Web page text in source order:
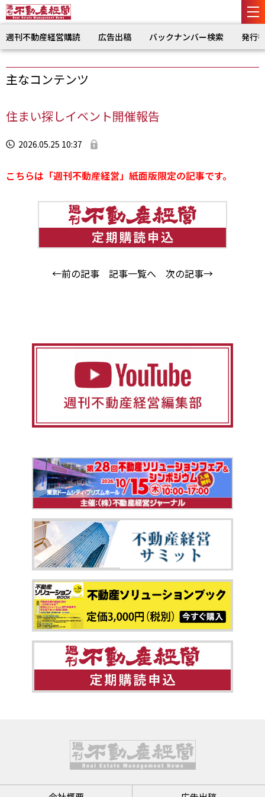
週刊不動産経営購読 広告出稿 バックナンバー検索 発行
主なコンテンツ
住まい探しイベント開催報告
2026.05.25 10:37
こちらは「週刊不動産経営」紙面版限定の記事です。
←前の記事 記事一覧へ 次の記事→